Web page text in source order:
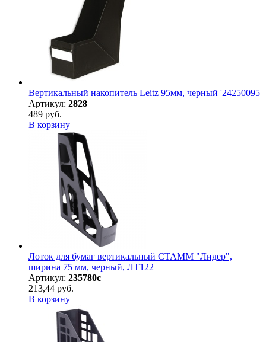
Вертикальный накопитель Leitz 95мм, черный '24250095
Артикул: 2828
489 руб.
В корзину
Лоток для бумаг вертикальный СТАММ "Лидер",
ширина 75 мм, черный, ЛТ122
Артикул: 235780с
213,44 руб.
В корзину